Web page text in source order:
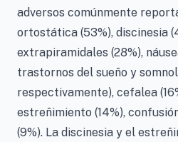
adversos comúnmente
ortostática (53%), discinesia
extrapiramidales (28%),
trastornos del sueño y
respectivamente), cefalea
estreñimiento (14%),
(9%). La discinesia y el